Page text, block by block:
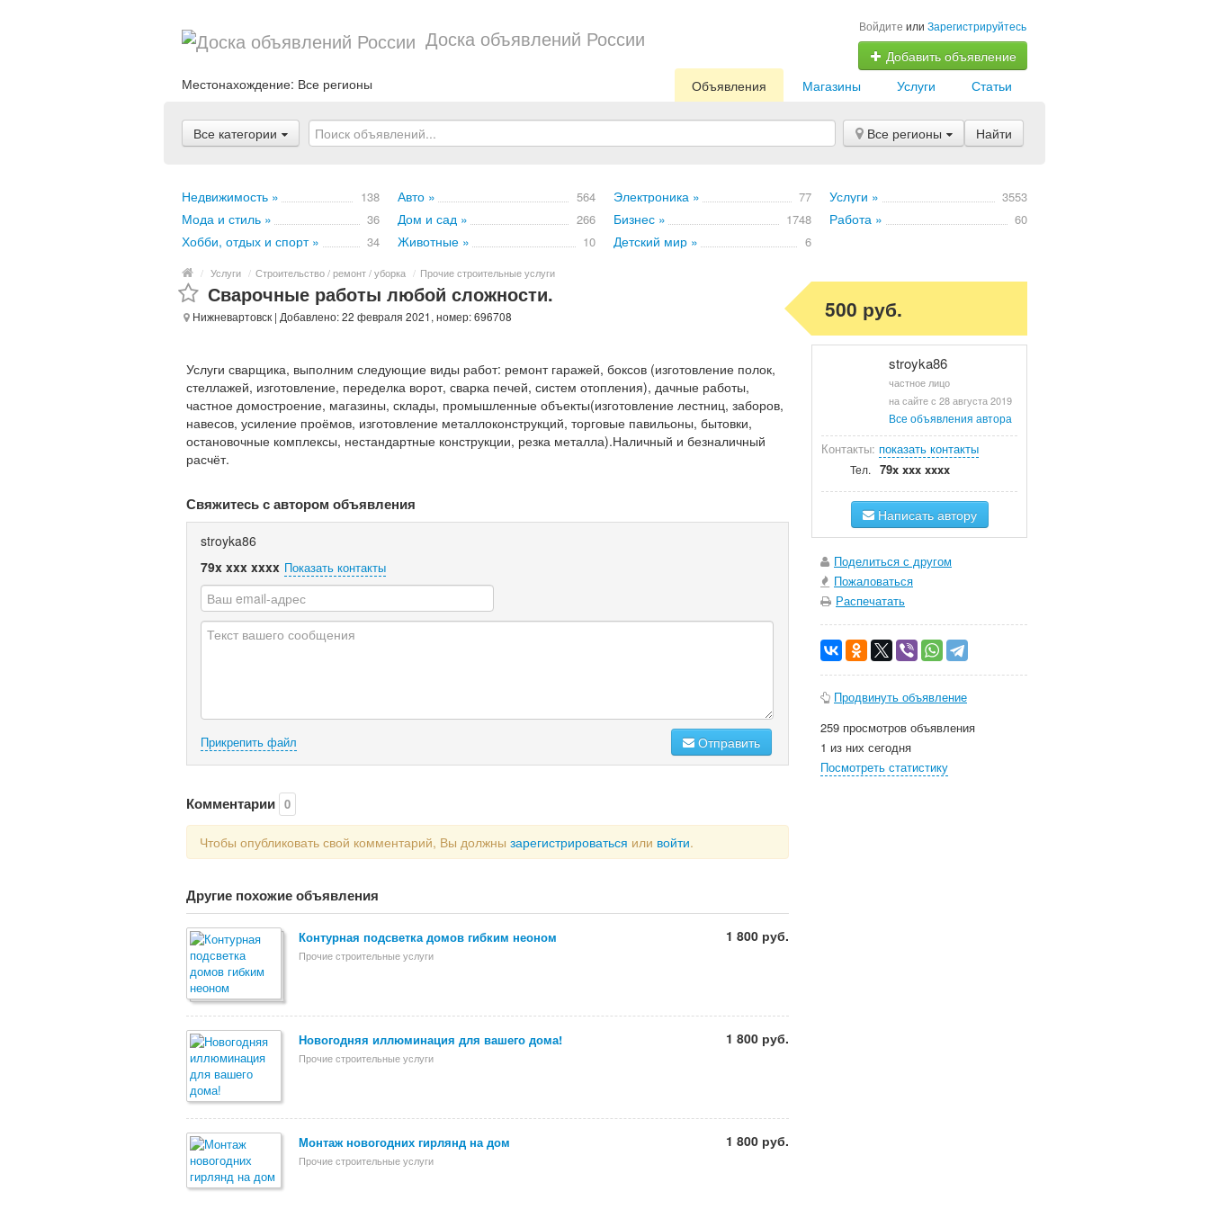
Доска объявлений России Войдите или Зарегистрируйтесь
Добавить объявление
Местонахождение: Все регионы Статьи
Услуги
Магазины
Объявления
Все категории Все регионы Найти
Недвижимость » 138 Авто » 564 Электроника » 77 Услуги » 3553
Мода и стиль » 36 Дом и сад » 266 Бизнес » 1748 Работа » 60
Хобби, отдых и спорт » 34 Животные » 10 Детский мир » 6
/ Услуги / Строительство / ремонт / уборка / Прочие строительные услуги
Сварочные работы любой сложности.
Нижневартовск | Добавлено: 22 февраля 2021, номер: 696708
Услуги сварщика, выполним следующие виды работ: ремонт гаражей, боксов (изготовление полок,
стеллажей, изготовление, переделка ворот, сварка печей, систем отопления), дачные работы,
частное домостроение, магазины, склады, промышленные объекты(изготовление лестниц, заборов,
навесов, усиление проёмов, изготовление металлоконструкций, торговые павильоны, бытовки,
остановочные комплексы, нестандартные конструкции, резка металла).Наличный и безналичный
расчёт.
Свяжитесь с автором объявления
stroyka86
79x xxx xxxx Показать контакты
Прикрепить файл Отправить
Комментарии 0
Чтобы опубликовать свой комментарий, Вы должны зарегистрироваться или войти.
Другие похожие объявления
Контурная подсветка домов гибким неоном
Прочие строительные услуги
1 800 руб.
Новогодняя иллюминация для вашего дома!
Прочие строительные услуги
1 800 руб.
Монтаж новогодних гирлянд на дом
Прочие строительные услуги
1 800 руб.
500 руб.
stroyka86
частное лицо
на сайте с 28 августа 2019
Все объявления автора
Контакты: показать контакты
Тел. 79x xxx xxxx
Написать автору
Поделиться с другом
Пожаловаться
Распечатать
Продвинуть объявление
259 просмотров объявления
1 из них сегодня
Посмотреть статистику